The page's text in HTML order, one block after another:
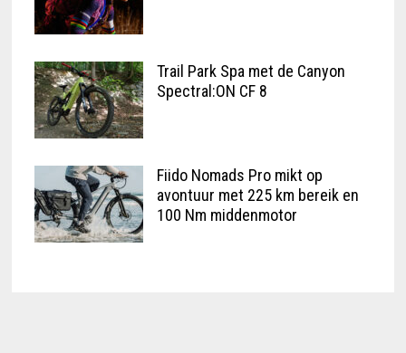
Trail Park Spa met de Canyon
Spectral:ON CF 8
Fiido Nomads Pro mikt op
avontuur met 225 km bereik en
100 Nm middenmotor